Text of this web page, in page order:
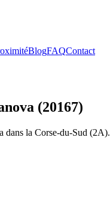
BlogFAQContact
(20167)
dans la Corse-du-Sud (2A).